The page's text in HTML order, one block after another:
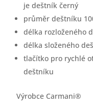
je deštník černý
průměr deštníku
délka rozloženého
délka složeného
tlačítko pro rychlé
deštníku
Výrobce Carmani®